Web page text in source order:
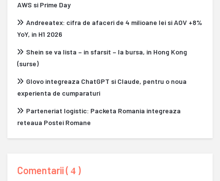
AWS si Prime Day
Andreeatex: cifra de afaceri de 4 milioane lei si AOV +8%
YoY, in H1 2026
Shein se va lista – in sfarsit – la bursa, in Hong Kong
(surse)
Glovo integreaza ChatGPT si Claude, pentru o noua
experienta de cumparaturi
Parteneriat logistic: Packeta Romania integreaza
reteaua Postei Romane
Comentarii ( 4 )